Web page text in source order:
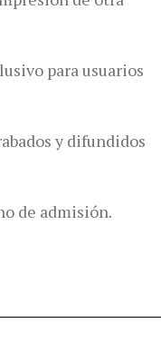
para usuarios
y difundidos
de admisión.